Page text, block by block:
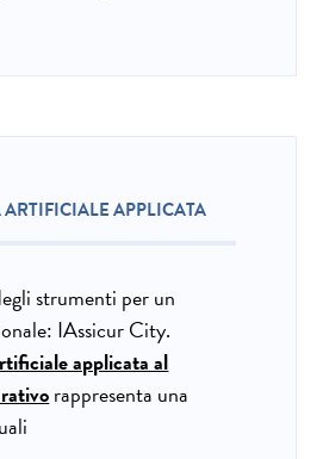
APPLICATA
strumenti per un
IAssicur City.
applicata al
rappresenta una